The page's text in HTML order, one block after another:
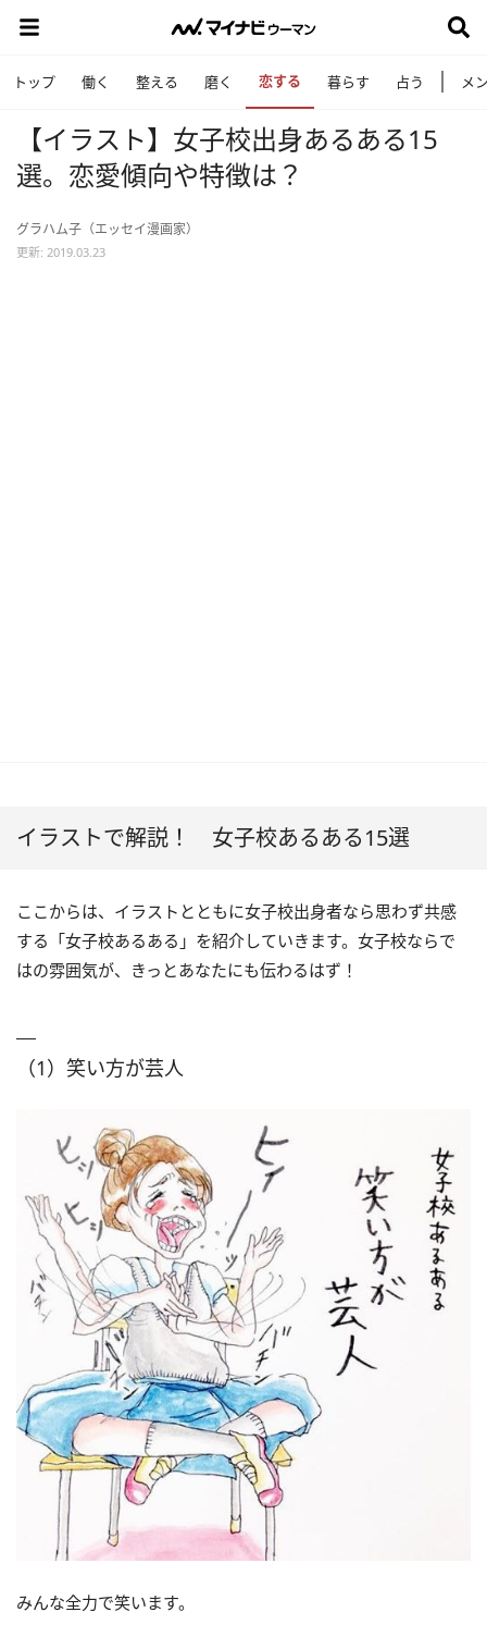
トップ 働く 整える 磨く 恋する 暮らす 占う メ
【イラスト】女子校出身あるある15
選。恋愛傾向や特徴は？
グラハム子（エッセイ漫画家）
更新: 2019.03.23
イラストで解説！ 女子校あるある15選
ここからは、イラストとともに女子校出身者なら思わず共感
する「女子校あるある」を紹介していきます。女子校ならで
はの雰囲気が、きっとあなたにも伝わるはず！
（1）笑い方が芸人
みんな全力で笑います。